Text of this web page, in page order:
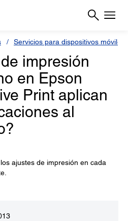
Servicios para dispositivos móviles
impresión
en Epson
Print aplican
al
ajustes de impresión en cada